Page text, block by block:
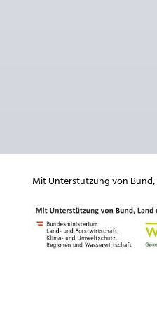
Mit Unterstützung von Bund,